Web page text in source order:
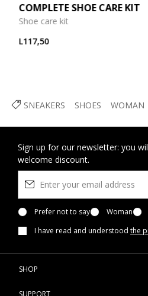
SNEAKERS SHOES WOMAN
COMPLETE SHOE CARE KIT
Shoe care kit
L117,50
Sign up for our newsletter: you
welcome discount.
Prefer not to say Woman
I have read and understood the
SHOP
SUPPORT